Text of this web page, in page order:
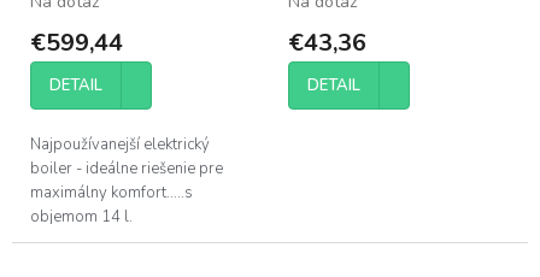
€599,44
DETAIL
Najpoužívanejší elektrický
boiler - ideálne riešenie pre
maximálny komfort.....s
objemom 14 l.
€43,36
DETAIL